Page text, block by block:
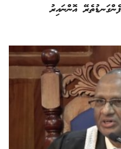
އޮންނައިރު